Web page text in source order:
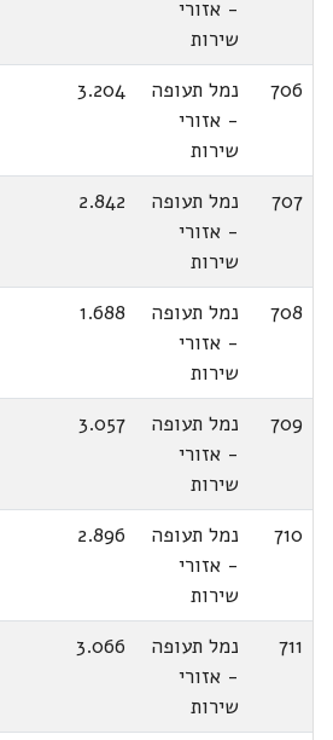
- אזורי
שירות
706
נמל תעופה
- אזורי
שירות
3.204
707
נמל תעופה
- אזורי
שירות
2.842
708
נמל תעופה
- אזורי
שירות
1.688
709
נמל תעופה
- אזורי
שירות
3.057
710
נמל תעופה
- אזורי
שירות
2.896
711
נמל תעופה
- אזורי
שירות
3.066